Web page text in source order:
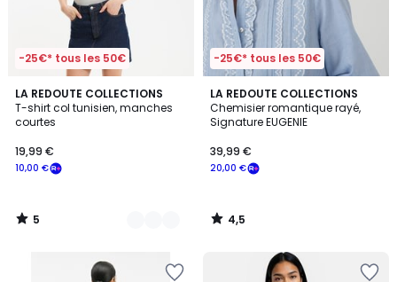
-25€* tous les 50€
LA REDOUTE COLLECTIONS
T-shirt col tunisien, manches
courtes
10,00 €
19,99 €
5
/
5
3
Couleurs
5
/
-25€* tous les 50€
LA REDOUTE COLLECTIONS
Chemisier romantique rayé,
Signature EUGENIE
20,00 €
39,99 €
4,5
/ 5
4,5
/